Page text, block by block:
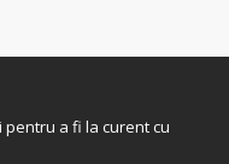
a fi la curent cu